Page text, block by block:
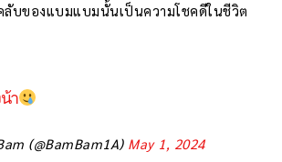
ลับของแบมแบมนั้นเป็นความโชคดีในชีวิต
า
(@BamBam1A) May 1, 2024